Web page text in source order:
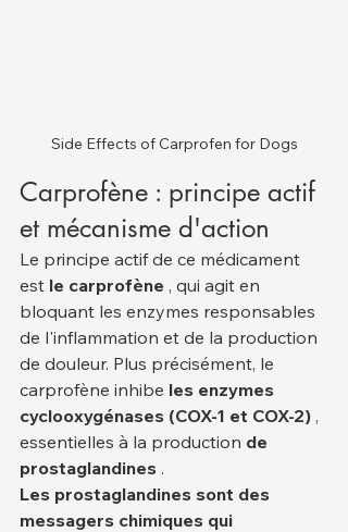
Side Effects of Carprofen for Dogs
Carprofène : principe actif
et mécanisme d'action
Le principe actif de ce médicament
est le carprofène , qui agit en
bloquant les enzymes responsables
de l'inflammation et de la production
de douleur. Plus précisément, le
carprofène inhibe les enzymes
cyclooxygénases (COX-1 et COX-2) ,
essentielles à la production de
prostaglandines .
Les prostaglandines sont des
messagers chimiques qui